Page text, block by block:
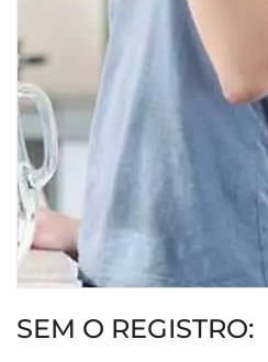
SEM O REGISTRO: